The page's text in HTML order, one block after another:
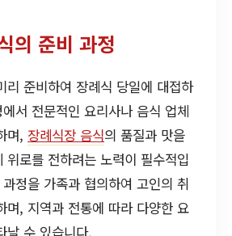
의 준비 과정
리 준비하여 장례식 당일에 대접하
서 전문적인 요리사나 음식 업체
며, 장례식장 음식의 품질과 맛을
위로를 전하려는 노력이 필수적입
정을 가족과 협의하여 고인의 취
며, 지역과 전통에 따라 다양한 요
날 수 있습니다.